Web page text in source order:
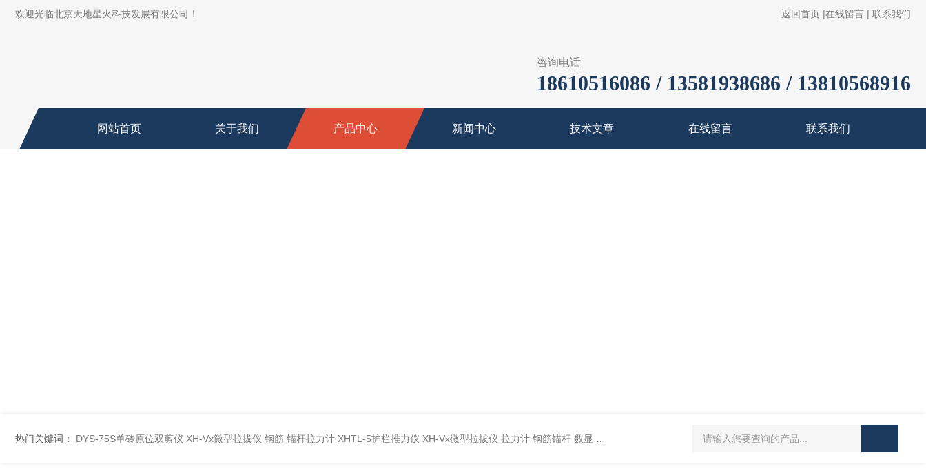
欢迎光临北京天地星火科技发展有限公司！ 返回首页 |在线留言 | 联系我们
咨询电话
18610516086 / 13581938686 / 13810568916
网站首页 关于我们 产品中心 新闻中心 技术文章 在线留言 联系我们
热门关键词： DYS-75S单砖原位双剪仪 XH-Vx微型拉拔仪 钢筋 锚杆拉力计 XHTL-5护栏推力仪 XH-Vx微型拉拔仪 拉力计 钢筋锚杆 数显 QCJ-50/100型漆膜落锤冲击测试仪交通U型板 ZTT-970C通信管道静摩擦系